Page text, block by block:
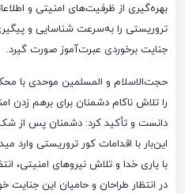
بهره‌گیری از ظرفیت‌های امنیتی و
تروریستی را به‌سرعت شناسایی و
جنایت برخوردی عبرت‌آموز صورت گیرد.
حجت‌الاسلام و المسلمین موحدی با
را تلاش ناکام دشمنان برای برهم
این‌بار با اقدامات کور تروریستی وارد
با یاری خدا و تلاش نیروهای امنیتی،
در انتظار طراحان و حامیان این جنایت